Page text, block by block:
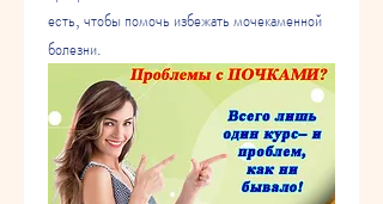
есть, чтобы помочь избежать мочекаменной
болезни.